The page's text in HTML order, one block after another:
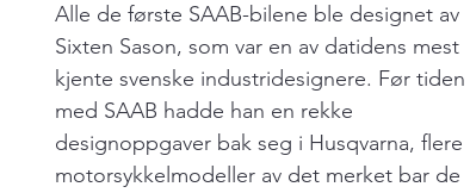
Alle de første SAAB-bilene ble designet av
Sixten Sason, som var en av datidens mest
kjente svenske industridesignere. Før tiden
med SAAB hadde han en rekke
designoppgaver bak seg i Husqvarna, flere
motorsykkelmodeller av det merket bar de